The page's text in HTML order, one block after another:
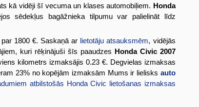
kā vidēji šī vecuma un klases automobiļiem. Honda
sēdekļus bagāžnieka tilpumu var palielināt līdz
1800 €. Saskaņā ar lietotāju atsauksmēm, vidējās
kuri rēķinājuši šīs paaudzes Honda Civic 2007
kilometrs izmaksājis 0.23 €. Degvielas izmaksas
23% no kopējām izmaksām Mums ir lielisks auto
atbilstošās Honda Civic lietošanas izmaksas